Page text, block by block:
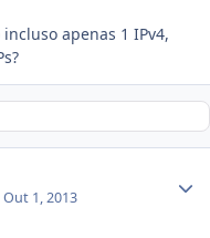
apenas 1 IPv4,
Out 1, 2013